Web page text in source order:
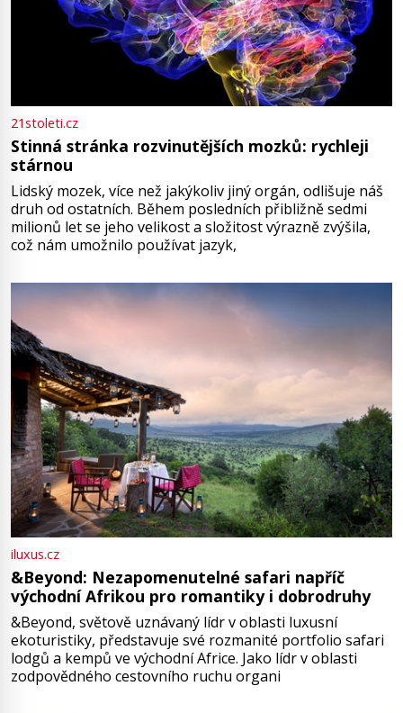
21stoleti.cz
Stinná stránka rozvinutějších mozků: rychleji
stárnou
Lidský mozek, více než jakýkoliv jiný orgán, odlišuje náš
druh od ostatních. Během posledních přibližně sedmi
milionů let se jeho velikost a složitost výrazně zvýšila,
což nám umožnilo používat jazyk,
iluxus.cz
&Beyond: Nezapomenutelné safari napříč
východní Afrikou pro romantiky i dobrodruhy
&Beyond, světově uznávaný lídr v oblasti luxusní
ekoturistiky, představuje své rozmanité portfolio safari
lodgů a kempů ve východní Africe. Jako lídr v oblasti
zodpovědného cestovního ruchu organi